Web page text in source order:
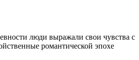
люди выражали свои чувства с
романтической эпохе